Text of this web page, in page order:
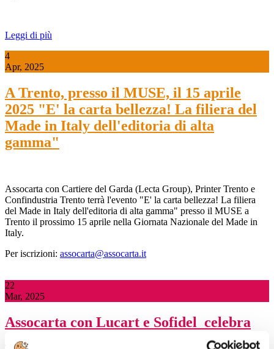
Leggi di più
4
Apr, 2025
A Trento, presso il MUSE, il 15 aprile
2025 "E' la carta bellezza! La filiera del
Made in Italy dell'editoria di alta
gamma"
Assocarta con Cartiere del Garda (Lecta Group), Printer Trento e
Confindustria Trento terrà l'evento "E' la carta bellezza! La filiera
del Made in Italy dell'editoria di alta gamma" presso il MUSE a
Trento il prossimo 15 aprile nella Giornata Nazionale del Made in
Italy.
Per iscrizioni: assocarta@assocarta.it
22
Mar, 2025
Assocarta con Lucart e Sofidel celebra
oggi, a Lucca presso il Real Collegio, la